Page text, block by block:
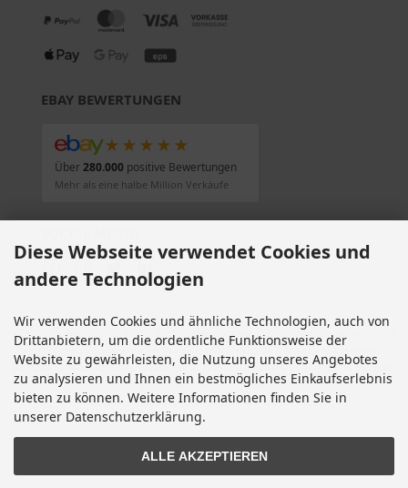
EBAY BEWERTUNGEN
★★★★★
Über280.000positive Bewertungen
Mehr als eine halbe Million Verkäufe
Alle Preise inkl. gesetzl. MwSt. zzgl. Versandkosten . Die durchgestrichenen Preise
entsprechen dem bisherigen Preis bei Motorradteile & Motorrad Ersatzteile.
Motorradteile & Motorrad Ersatzteile © 2026 | Template © 2009-2026 by modified
eCommerce Shopsoftware
modified eCommerce Shopsoftware © 2009-2026
Diese Webseite verwendet Cookies und
andere Technologien
Wir verwenden Cookies und ähnliche Technologien, auch von
Drittanbietern, um die ordentliche Funktionsweise der
Website zu gewährleisten, die Nutzung unseres Angebotes
zu analysieren und Ihnen ein bestmögliches Einkaufserlebnis
bieten zu können. Weitere Informationen finden Sie in
unserer Datenschutzerklärung.
ALLE AKZEPTIEREN